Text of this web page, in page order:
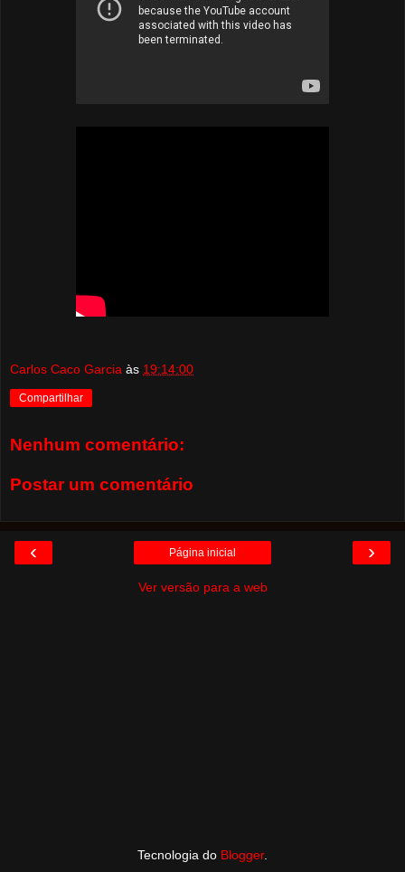
Carlos Caco Garcia às 19:14:00
Compartilhar
Nenhum comentário:
Postar um comentário
‹ ›
Página inicial
Ver versão para a web
Tecnologia do Blogger.